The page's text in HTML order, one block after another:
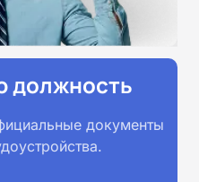
должность
документы